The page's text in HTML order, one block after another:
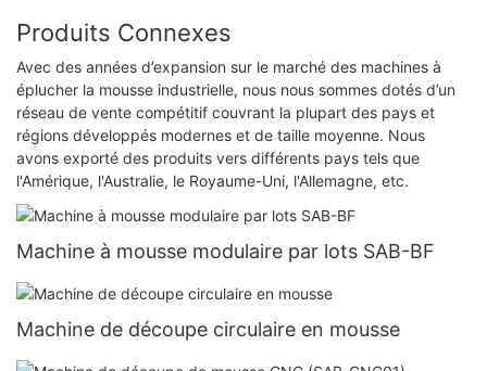
Produits Connexes
Avec des années d’expansion sur le marché des machines à
éplucher la mousse industrielle, nous nous sommes dotés d’un
réseau de vente compétitif couvrant la plupart des pays et
régions développés modernes et de taille moyenne. Nous
avons exporté des produits vers différents pays tels que
l'Amérique, l'Australie, le Royaume-Uni, l'Allemagne, etc.
Machine à mousse modulaire par lots SAB-BF
Machine de découpe circulaire en mousse